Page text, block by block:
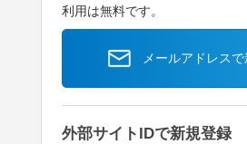
利用は無料です。
メールアドレス
外部サイトIDで新規登録